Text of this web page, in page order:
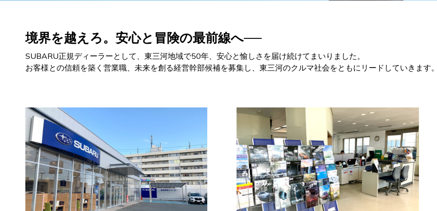
境界を越えろ。安心と冒険の最前線へ──
SUBARU正規ディーラーとして、東三河地域で50年、安心と愉しさを届け続けてまいりました。
お客様との信頼を築く営業職、未来を創る経営幹部候補を募集し、東三河のクルマ社会をともにリードしていきます